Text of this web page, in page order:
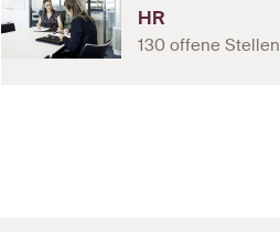
HR
130 offene Stellen